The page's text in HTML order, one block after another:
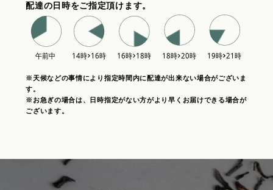
配達の日時をご指定頂けます。
※天候などの事情により指定時間内に配達が出来ない場合がございま
す。
※お急ぎの場合は、日時指定がない方がより早くお届けできる場合が
ございます。